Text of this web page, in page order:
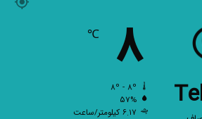
۸ ℃
۵۷%
۶.۱۷ کیلومتر/ساعت